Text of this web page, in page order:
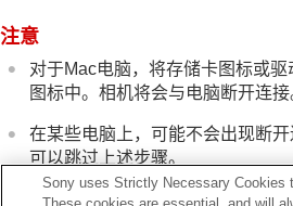
使用云服务
如果遇到问题
注意
对于Mac电脑，将存储卡图标或驱
图标中。相机将会与电脑断开连接
在某些电脑上，可能不会出现断开
可以跳过上述步骤。
在存取指示灯点亮期间，请不要
Sony uses Strictly Necessary Cookies